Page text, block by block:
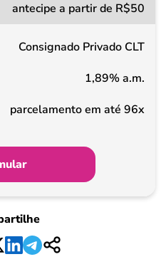
antecipe a partir de R$50
Consignado Privado CLT
1,89% a.m.
parcelamento em até 96x